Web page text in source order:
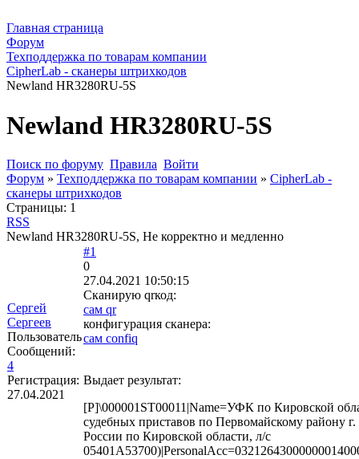
Главная страница
Форум
Техподдержка по товарам компании
CipherLab - сканеры штрихкодов
Newland HR3280RU-5S
Newland HR3280RU-5S
Поиск по форуму Правила Войти
Форум » Техподдержка по товарам компании » CipherLab -
сканеры штрихкодов
Страницы: 1
RSS
Newland HR3280RU-5S, Не корректно и медленно
Сергей
Сергеев
Пользователь
Сообщений:
4
Регистрация:
27.04.2021
#1
0
27.04.2021 10:50:15
Сканирую qrкод:
сам qr
конфигурация сканера:
сам confiq
Выдает результат:
[P]\000001ST00011|Name=УФК по Кировской
судебных приставов по Первомайскому району
России по Кировской области, л/с